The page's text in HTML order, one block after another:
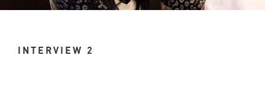
INTERVIEW 2